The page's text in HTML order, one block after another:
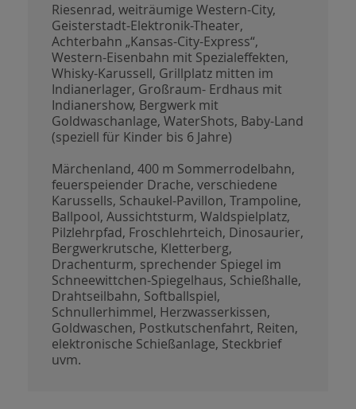
Riesenrad, weiträumige Western-City,
Geisterstadt-Elektronik-Theater,
Achterbahn „Kansas-City-Express“,
Western-Eisenbahn mit Spezialeffekten,
Whisky-Karussell, Grillplatz mitten im
Indianerlager, Großraum- Erdhaus mit
Indianershow, Bergwerk mit
Goldwaschanlage, WaterShots, Baby-Land
(speziell für Kinder bis 6 Jahre)
Märchenland, 400 m Sommerrodelbahn,
feuerspeiender Drache, verschiedene
Karussells, Schaukel-Pavillon, Trampoline,
Ballpool, Aussichtsturm, Waldspielplatz,
Pilzlehrpfad, Froschlehrteich, Dinosaurier,
Bergwerkrutsche, Kletterberg,
Drachenturm, sprechender Spiegel im
Schneewittchen-Spiegelhaus, Schießhalle,
Drahtseilbahn, Softballspiel,
Schnullerhimmel, Herzwasserkissen,
Goldwaschen, Postkutschenfahrt, Reiten,
elektronische Schießanlage, Steckbrief
uvm.